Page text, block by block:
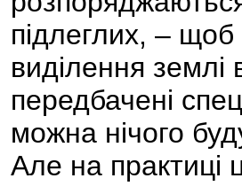
підлеглих, –
виділення
передбачені
можна нічого
Але на практиці